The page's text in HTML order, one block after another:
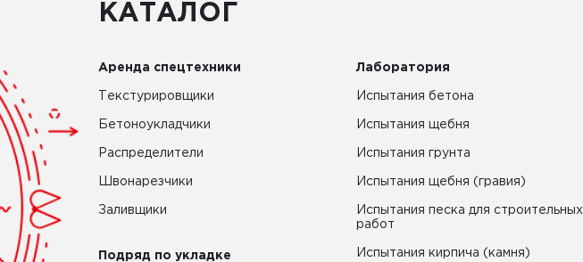
КАТАЛОГ
Аренда спецтехники
Текстурировщики
Бетоноукладчики
Распределители
Швонарезчики
Заливщики
Подряд по укладке
Лаборатория
Испытания бетона
Испытания щебня
Испытания грунта
Испытания щебня (гравия)
Испытания песка для строительных
работ
Испытания кирпича (камня)